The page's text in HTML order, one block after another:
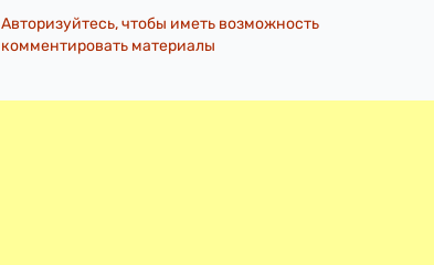
Авторизуйтесь, чтобы иметь возможность
комментировать материалы